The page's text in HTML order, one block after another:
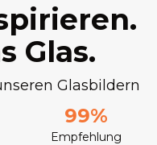
Glas.
Glasbildern
99%
Empfehlung